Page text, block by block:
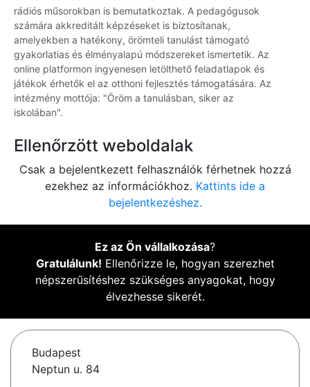
rádiós műsorokban is bemutatkoztak. A pedagógusok
számára akkreditált képzéseket is biztosítanak,
amelyekben a hatékony, örömteli tanulást támogató
gyakorlatias és élményalapú módszereket ismertetik. Az
online platformon ingyenesen letölthető feladatlapok és
játékok érhetők el az otthoni fejlesztés támogatására. Az
intézmény mottója: "Öröm a tanulásban, siker az
iskolában".
Ellenőrzött weboldalak
Csak a bejelentkezett felhasználók férhetnek hozzá
ezekhez az információkhoz. Kattints ide a
bejelentkezéshez.
Ez az Ön vállalkozása?
Gratulálunk! Ellenőrizze le, hogyan szerezhet
népszerűsítéshez szükséges anyagokat, hogy
élvezhesse sikerét.
Budapest
Neptun u. 84